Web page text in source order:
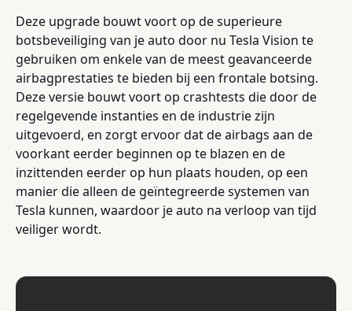
Deze upgrade bouwt voort op de superieure
botsbeveiliging van je auto door nu Tesla Vision te
gebruiken om enkele van de meest geavanceerde
airbagprestaties te bieden bij een frontale botsing.
Deze versie bouwt voort op crashtests die door de
regelgevende instanties en de industrie zijn
uitgevoerd, en zorgt ervoor dat de airbags aan de
voorkant eerder beginnen op te blazen en de
inzittenden eerder op hun plaats houden, op een
manier die alleen de geïntegreerde systemen van
Tesla kunnen, waardoor je auto na verloop van tijd
veiliger wordt.